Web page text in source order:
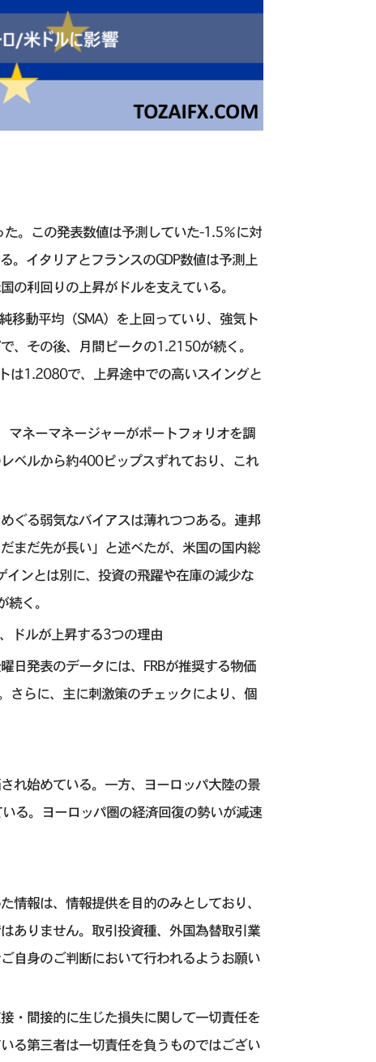
。この発表数値は予測していた-1.5％に対
。イタリアとフランスのGDP数値は予測上
の利回りの上昇がドルを支えている。
移動平均（SMA）を上回っていり、強気ト
、その後、月間ピークの1.2150が続く。
は1.2080で、上昇途中での高いスイングと
マネーマネージャーがポートフォリオを調
ベルから約400ピップスずれており、これ
ぐる弱気なバイアスは薄れつつある。連邦
まだ先が長い」と述べたが、米国の国内総
ンとは別に、投資の飛躍や在庫の減少な
く。
ドルが上昇する3つの理由
日発表のデータには、FRBが推奨する物価
さらに、主に刺激策のチェックにより、個
れ始めている。一方、ヨーロッパ大陸の景
る。ヨーロッパ圏の経済回復の勢いが減速
報は、情報提供を目的のみとしており、
ありません。取引投資種、外国為替取引業
自身のご判断において行われるようお願い
・間接的に生じた損失に関して一切責任を
る第三者は一切責任を負うものではござい